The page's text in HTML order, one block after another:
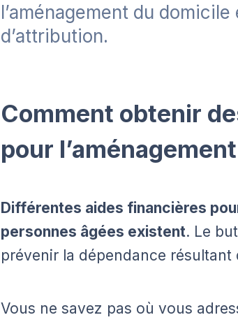
l’aménagement du
d’attribution.
Comment obtenir
pour
Différentes aides financières
personnes âgées existent. Le
prévenir la dépendance résultant
Vous ne savez pas où vous